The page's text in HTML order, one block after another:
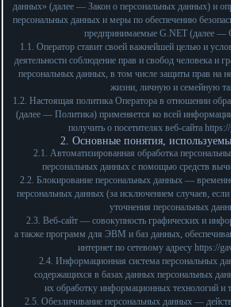
данных» (далее — Закон о персональных данных) и
персональных данных и меры по обеспечению
предпринимаемые G.NET(далее —
1.1. Оператор ставит своей важнейшей целью и
деятельности соблюдение прав и свобод человека и
персональных данных, в том числе защиты прав на
жизни, личную и семейную
1.2. Настоящая политика Оператора в отношении
(далее — Политика) применяется ко всей
получить о посетителях веб-сайта
2. Основные понятия,
2.1. Автоматизированная обработка
персональных данных с помощью средств
2.2. Блокирование персональных данных —
персональных данных (за исключением случаев,
уточнения персональных
2.3. Веб-сайт — совокупность графических и
а также программ для ЭВМ и баз данных,
интернет по сетевому адресу https://
2.4. Информационная система персональных
содержащихся в базах данных персональных
их обработку информационных технологий и
2.5. Обезличивание персональных данных —